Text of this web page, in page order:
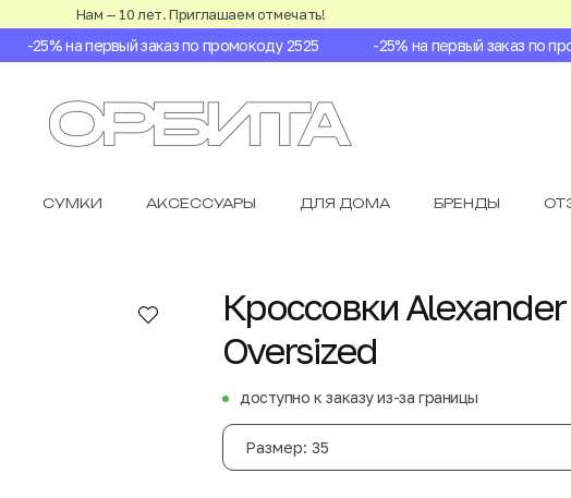
Нам — 10 лет. Приглашаем отмечать!
-25% на первый заказ по промокоду 2525 -25% на первый заказ по
СУМКИ АКСЕССУАРЫ ДЛЯ ДОМА БРЕНДЫ
Кроссовки
Oversized
доступно к заказу из-за границы
Размер: 35